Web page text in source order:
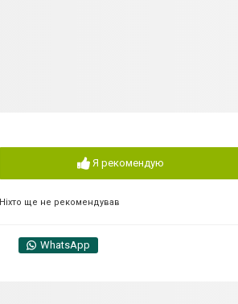
Я рекомендую
Ніхто ще не рекомендував
WhatsApp